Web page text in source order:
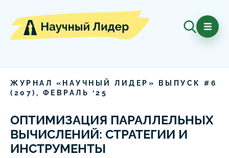
ЖУРНАЛ «НАУЧНЫЙ ЛИДЕР» ВЫПУСК # 6
( 207), ФЕВРАЛЬ ‘25
ОПТИМИЗАЦИЯ ПАРАЛЛЕЛЬНЫХ
ВЫЧИСЛЕНИЙ: СТРАТЕГИИ И
ИНСТРУМЕНТЫ